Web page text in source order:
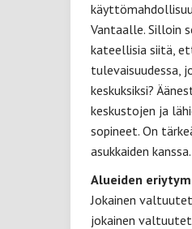
Vantaalle. Silloin
kateellisia siitä,
tulevaisuudessa,
keskuksiksi?
keskustojen ja
sopineet. On
asukkaiden kanssa.
Alueiden
Jokainen
jokainen